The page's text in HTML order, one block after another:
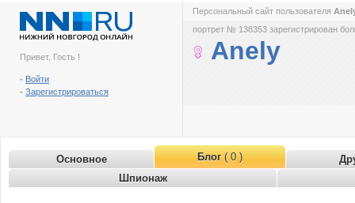
Привет, Гость !
- Войти
- Зарегистрироваться
Персональный сайт пользователя
портрет № 138353 зарегистрирован
Anely
Основное Блог( 0 )
Шпионаж